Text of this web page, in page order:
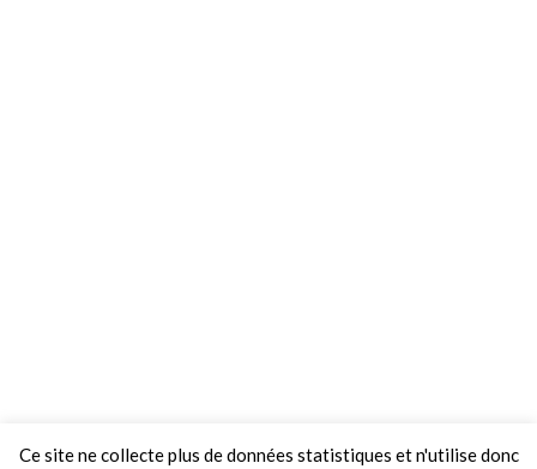
Ce site ne collecte plus de données statistiques et n'utilise donc